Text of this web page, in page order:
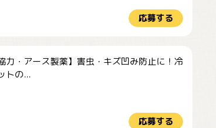
応募する
力・アース製薬】害虫・キズ凹み防止に！冷
トの...
応募する